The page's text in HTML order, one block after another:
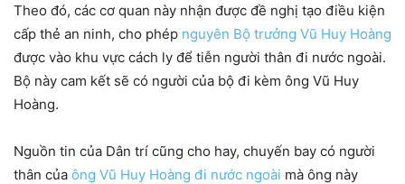
Theo đó, các cơ quan này nhận được đề nghị tạo điều kiện
cấp thẻ an ninh, cho phép nguyên Bộ trưởng Vũ Huy Hoàng
được vào khu vực cách ly để tiễn người thân đi nước ngoài.
Bộ này cam kết sẽ có người của bộ đi kèm ông Vũ Huy
Hoàng.
Nguồn tin của Dân trí cũng cho hay, chuyến bay có người
thân của ông Vũ Huy Hoàng đi nước ngoài mà ông này